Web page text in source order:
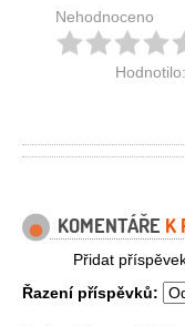
Nehodnoceno
Hodnotilo:
KOMENTÁŘE K
Přidat
Řazení příspěvků: